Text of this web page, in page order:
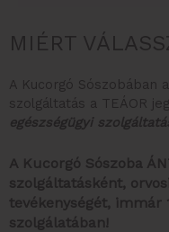
MIÉRT
A Kucorgó Sószobában
szolgáltatás a TEÁOR
egészségügyi
A Kucorgó Sószoba
szolgáltatásként,
tevékenységét, immár
szolgálatában!